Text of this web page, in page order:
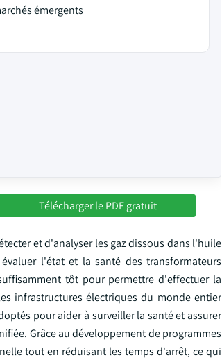
émergents
Télécharger le PDF gratuit
et d'analyser les gaz dissous dans l'huile
l'état et la santé des transformateurs
tôt pour permettre d'effectuer la
infrastructures électriques du monde entier
pour aider à surveiller la santé et assurer
Grâce au développement de programmes
tout en réduisant les temps d'arrêt, ce qui